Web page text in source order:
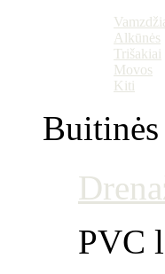
Alkūnės
Trišakiai
Movos
Kiti
PVC